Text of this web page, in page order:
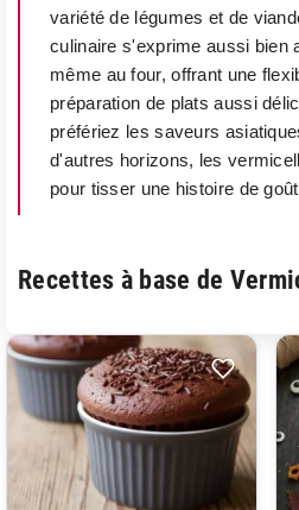
variété de légumes et de
culinaire s'exprime aussi bien
même au four, offrant une
préparation de plats aussi
préfériez les saveurs
d'autres horizons, les
pour tisser une histoire de
Recettes à base de